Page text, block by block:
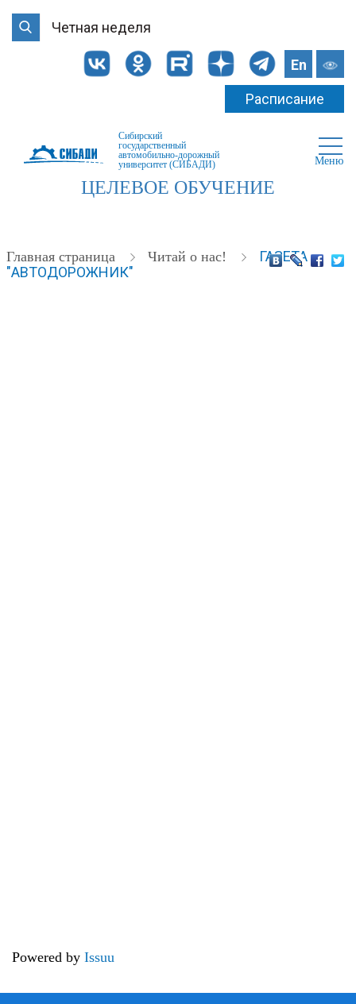
Четная неделя
En
Расписание
Сибирский
государственный
автомобильно-дорожный
университет (СИБАДИ)
Меню
ЦЕЛЕВОЕ ОБУЧЕНИЕ
Главная страница Читай о нас!
ГАЗЕТА
"АВТОДОРОЖНИК"
Powered by Issuu